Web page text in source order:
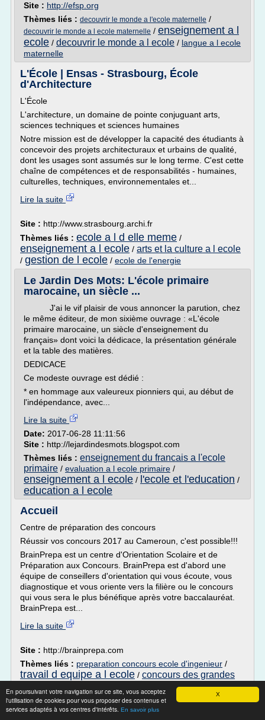
X
En poursuivant votre navigation sur ce site, vous acceptez
l'utilisation de cookies pour vous proposer des contenus et
services adaptés à vos centres d'intérêts. En savoir plus
Site : http://efsp.org
Thèmes liés : decouvrir le monde a l'ecole maternelle /
decouvrir le monde a l ecole maternelle / enseignement a l
ecole / decouvrir le monde a l ecole / langue a l ecole
maternelle
L'École | Ensas - Strasbourg, École
d'Architecture
L'École
L'architecture, un domaine de pointe conjuguant arts,
sciences techniques et sciences humaines
Notre mission est de développer la capacité des étudiants à
concevoir des projets architecturaux et urbains de qualité,
dont les usages sont assumés sur le long terme. C'est cette
chaîne de compétences et de responsabilités - humaines,
culturelles, techniques, environnementales et...
Lire la suite
Site : http://www.strasbourg.archi.fr
Thèmes liés : ecole a l d elle meme /
enseignement a l ecole / arts et la culture a l ecole
/ gestion de l ecole / ecole de l'energie
Le Jardin Des Mots: L'école primaire
marocaine, un siècle ...
J'ai le vif plaisir de vous annoncer la parution, chez
le même éditeur, de mon sixième ouvrage : «L'école
primaire marocaine, un siècle d'enseignement du
français» dont voici la dédicace, la présentation générale
et la table des matières.
DEDICACE
Ce modeste ouvrage est dédié :
* en hommage aux valeureux pionniers qui, au début de
l'indépendance, avec...
Lire la suite
Date: 2017-06-28 11:11:56
Site : http://lejardindesmots.blogspot.com
Thèmes liés : enseignement du francais a l'ecole
primaire / evaluation a l ecole primaire /
enseignement a l ecole / l'ecole et l'education /
education a l ecole
Accueil
Centre de préparation des concours
Réussir vos concours 2017 au Cameroun, c'est possible!!!
BrainPrepa est un centre d'Orientation Scolaire et de
Préparation aux Concours. BrainPrepa est d'abord une
équipe de conseillers d'orientation qui vous écoute, vous
diagnostique et vous oriente vers la filière ou le concours
qui vous sera le plus bénéfique après votre baccalauréat.
BrainPrepa est...
Lire la suite
Site : http://brainprepa.com
Thèmes liés : preparation concours ecole d'ingenieur /
travail d equipe a l ecole / concours des grandes
ecole a l d elle meme/
preparation concours d'ingenieur